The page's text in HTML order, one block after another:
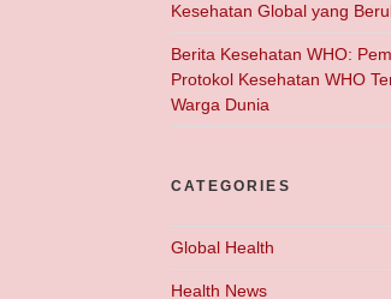
Kesehatan Global yang
Berita Kesehatan WHO:
Protokol Kesehatan WHO
Warga Dunia
CATEGORIES
Global Health
Health News